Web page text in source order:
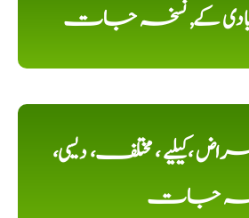
و بادی کے, نسخہ جات
،کیلیے ، مختلف، دیسی،
جات